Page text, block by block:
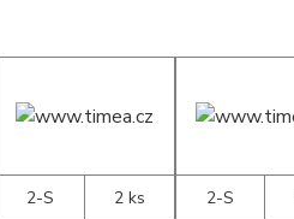
2-S
2 ks
2-S